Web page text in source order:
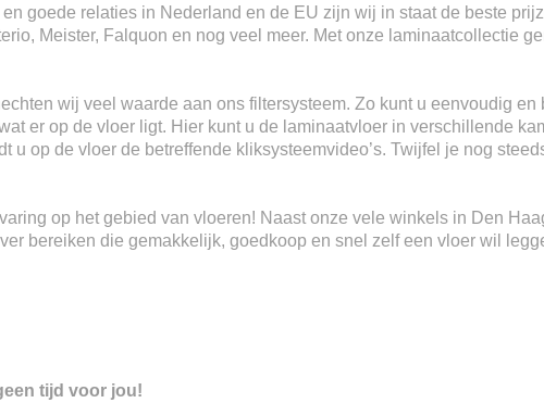
goede relaties in Nederland en de EU zijn wij in staat de beste
Meister, Falquon en nog veel meer. Met onze laminaatcollectie
wij veel waarde aan ons filtersysteem. Zo kunt u eenvoudig
er op de vloer ligt. Hier kunt u de laminaatvloer in verschillende
u op de vloer de betreffende kliksysteemvideo’s. Twijfel je nog
op het gebied van vloeren! Naast onze vele winkels in Den
bereiken die gemakkelijk, goedkoop en snel zelf een vloer wil
tijd voor jou!